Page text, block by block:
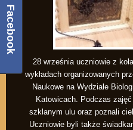
28 września uczniowie z
wykładach organizowanych
Naukowe na Wydziale
Katowicach. Podczas
szklanym ulu oraz poznali
Uczniowie byli także
Facebook